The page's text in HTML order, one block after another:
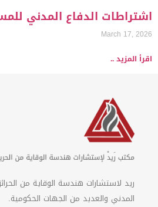
اشتراطات الدفاع المدني
March 17, 2026
اقرأ المزيد ..
ريد لاستشارات هندسة الوقاية من
المدني والعديد من الجهات الحكومية.